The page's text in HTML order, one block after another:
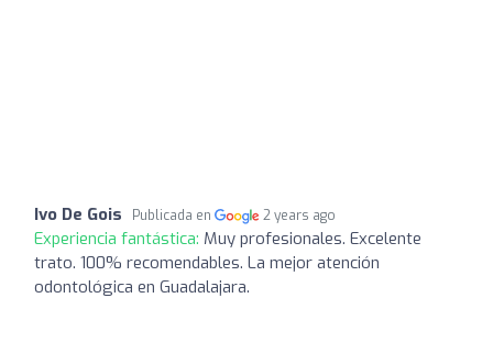
Ivo De Gois Publicada en 2 years ago
Experiencia fantástica: Muy profesionales. Excelente
trato. 100% recomendables. La mejor atención
odontológica en Guadalajara.